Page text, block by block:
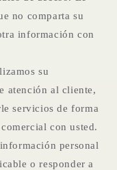
no comparta su
información con
su
atención al cliente,
servicios de forma
con usted.
personal
o responder a